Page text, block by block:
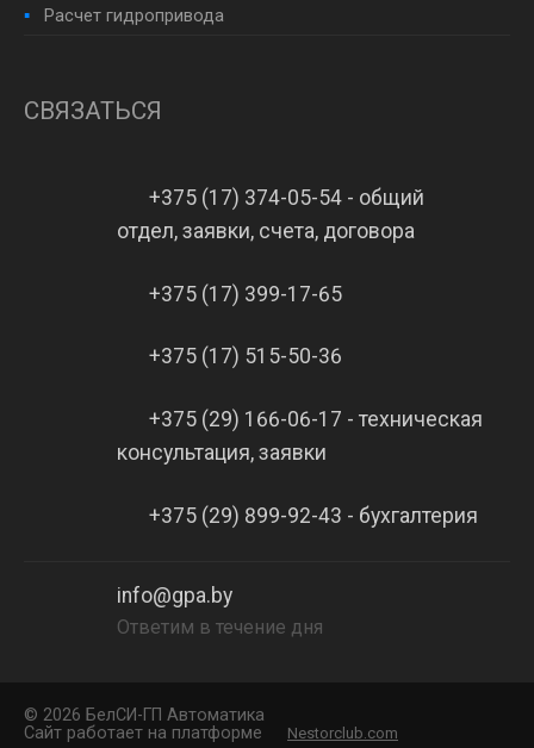
Расчет гидропривода
СВЯЗАТЬСЯ
+375 (17) 374-05-54 - общий
отдел, заявки, счета, договора
+375 (17) 399-17-65
+375 (17) 515-50-36
+375 (29) 166-06-17 - техническая
консультация, заявки
+375 (29) 899-92-43 - бухгалтерия
info@gpa.by
Ответим в течение дня
© 2026 БелCИ-ГП Автоматика
Сайт работает на платформе
Nestorclub.com